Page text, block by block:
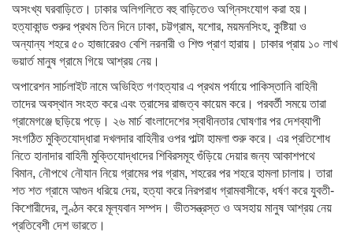
অসংখ্য ঘরবাড়িতে। ঢাকার অলিগলিতে বহু বাড়িতেও অগ্নিসংযোগ করা হয়।
হত্যাকান্ড শুরুর প্রথম তিন দিনে ঢাকা, চট্টগ্রাম, যশোর, ময়মনসিংহ, কুষ্টিয়া ও
অন্যান্য শহরে ৫০ হাজারেরও বেশি নরনারী ও শিশু প্রাণ হারায়। ঢাকার প্রায় ১০ লাখ
ভয়ার্ত মানুষ গ্রামে গিয়ে আশ্রয় নেয়।
অপারেশন সার্চলাইট নামে অভিহিত গণহত্যার এ প্রথম পর্যায়ে পাকিস্তানি বাহিনী
তাদের অবস্থান সংহত করে এবং ত্রাসের রাজত্ব কায়েম করে। পরবর্তী সময়ে তারা
গ্রামেগঞ্জে ছড়িয়ে পড়ে। ২৬ মার্চ বাংলাদেশের স্বাধীনতার ঘোষণার পর দেশব্যাপী
সংগঠিত মুক্তিযোদ্ধারা দখলদার বাহিনীর ওপর পাল্টা হামলা শুরু করে। এর প্রতিশোধ
নিতে হানাদার বাহিনী মুক্তিযোদ্ধাদের শিবিরসমূহ গুঁড়িয়ে দেয়ার জন্য আকাশপথে
বিমান, নৌপথে নৌযান নিয়ে গ্রামের পর গ্রাম, শহরের পর শহরে হামলা চালায়। তারা
শত শত গ্রামে আগুন ধরিয়ে দেয়, হত্যা করে নিরপরাধ গ্রামবাসীকে, ধর্ষণ করে যুবতী-
কিশোরীদের, লুণ্ঠন করে মূল্যবান সম্পদ। ভীতসন্ত্রস্ত ও অসহায় মানুষ আশ্রয় নেয়
প্রতিবেশী দেশ ভারতে।